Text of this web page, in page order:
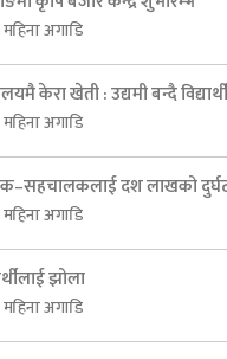
अगाडि
केरा खेती : उद्यमी बन्दै विद्यार्थी
अगाडि
दश लाखको
अगाडि
झोला
अगाडि